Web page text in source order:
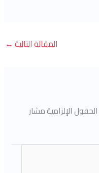
المقالة التالية ←
الحقول الإلزامية مشار